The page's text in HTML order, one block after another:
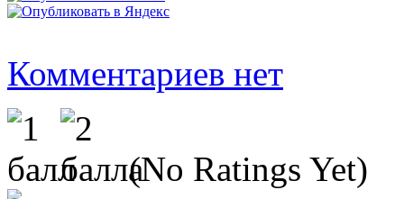
Комментариев нет
(No Ratings Yet)